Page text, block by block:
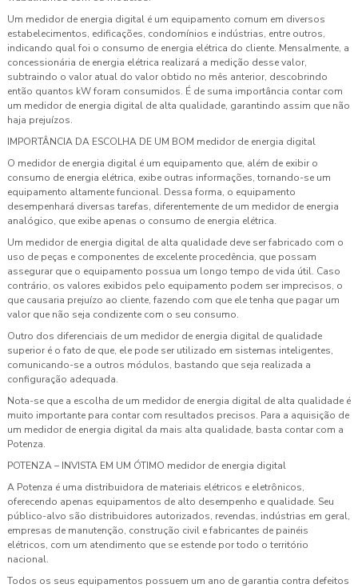
Um medidor de energia digital é um equipamento comum em diversos
estabelecimentos, edificações, condomínios e indústrias, entre outros,
indicando qual foi o consumo de energia elétrica do cliente. Mensalmente, a
concessionária de energia elétrica realizará a medição desse valor,
subtraindo o valor atual do valor obtido no mês anterior, descobrindo
então quantos kW foram consumidos. É de suma importância contar com
um medidor de energia digital de alta qualidade, garantindo assim que não
haja prejuízos.
IMPORTÂNCIA DA ESCOLHA DE UM BOM medidor de energia digital
O medidor de energia digital é um equipamento que, além de exibir o
consumo de energia elétrica, exibe outras informações, tornando-se um
equipamento altamente funcional. Dessa forma, o equipamento
desempenhará diversas tarefas, diferentemente de um medidor de energia
analógico, que exibe apenas o consumo de energia elétrica.
Um medidor de energia digital de alta qualidade deve ser fabricado com o
uso de peças e componentes de excelente procedência, que possam
assegurar que o equipamento possua um longo tempo de vida útil. Caso
contrário, os valores exibidos pelo equipamento podem ser imprecisos, o
que causaria prejuízo ao cliente, fazendo com que ele tenha que pagar um
valor que não seja condizente com o seu consumo.
Outro dos diferenciais de um medidor de energia digital de qualidade
superior é o fato de que, ele pode ser utilizado em sistemas inteligentes,
comunicando-se a outros módulos, bastando que seja realizada a
configuração adequada.
Nota-se que a escolha de um medidor de energia digital de alta qualidade é
muito importante para contar com resultados precisos. Para a aquisição de
um medidor de energia digital da mais alta qualidade, basta contar com a
Potenza.
POTENZA – INVISTA EM UM ÓTIMO medidor de energia digital
A Potenza é uma distribuidora de materiais elétricos e eletrônicos,
oferecendo apenas equipamentos de alto desempenho e qualidade. Seu
público-alvo são distribuidores autorizados, revendas, indústrias em geral,
empresas de manutenção, construção civil e fabricantes de painéis
elétricos, com um atendimento que se estende por todo o território
nacional.
Todos os seus equipamentos possuem um ano de garantia contra defeitos